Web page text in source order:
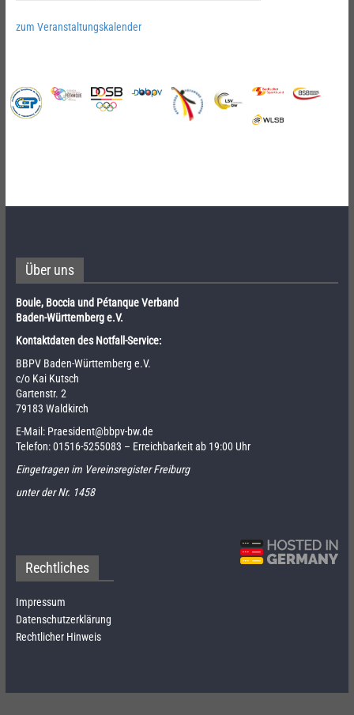
zum Veranstaltungskalender
Über uns
Boule, Boccia und Pétanque Verband
Baden-Württemberg e.V.
Kontaktdaten des Notfall-Service:
BBPV Baden-Württemberg e.V.
c/o Kai Kutsch
Gartenstr. 2
79183 Waldkirch
E-Mail: Praesident@bbpv-bw.de
Telefon:01516-5255083 – Erreichbarkeit ab 19:00 Uhr
Eingetragen im Vereinsregister Freiburg
unter der Nr. 1458
Rechtliches
Impressum
Datenschutzerklärung
Rechtlicher Hinweis